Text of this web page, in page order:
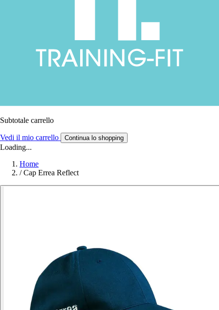
Subtotale carrello
Vedi il mio carrello Continua lo shopping
Loading...
Home
/ Cap Errea Reflect